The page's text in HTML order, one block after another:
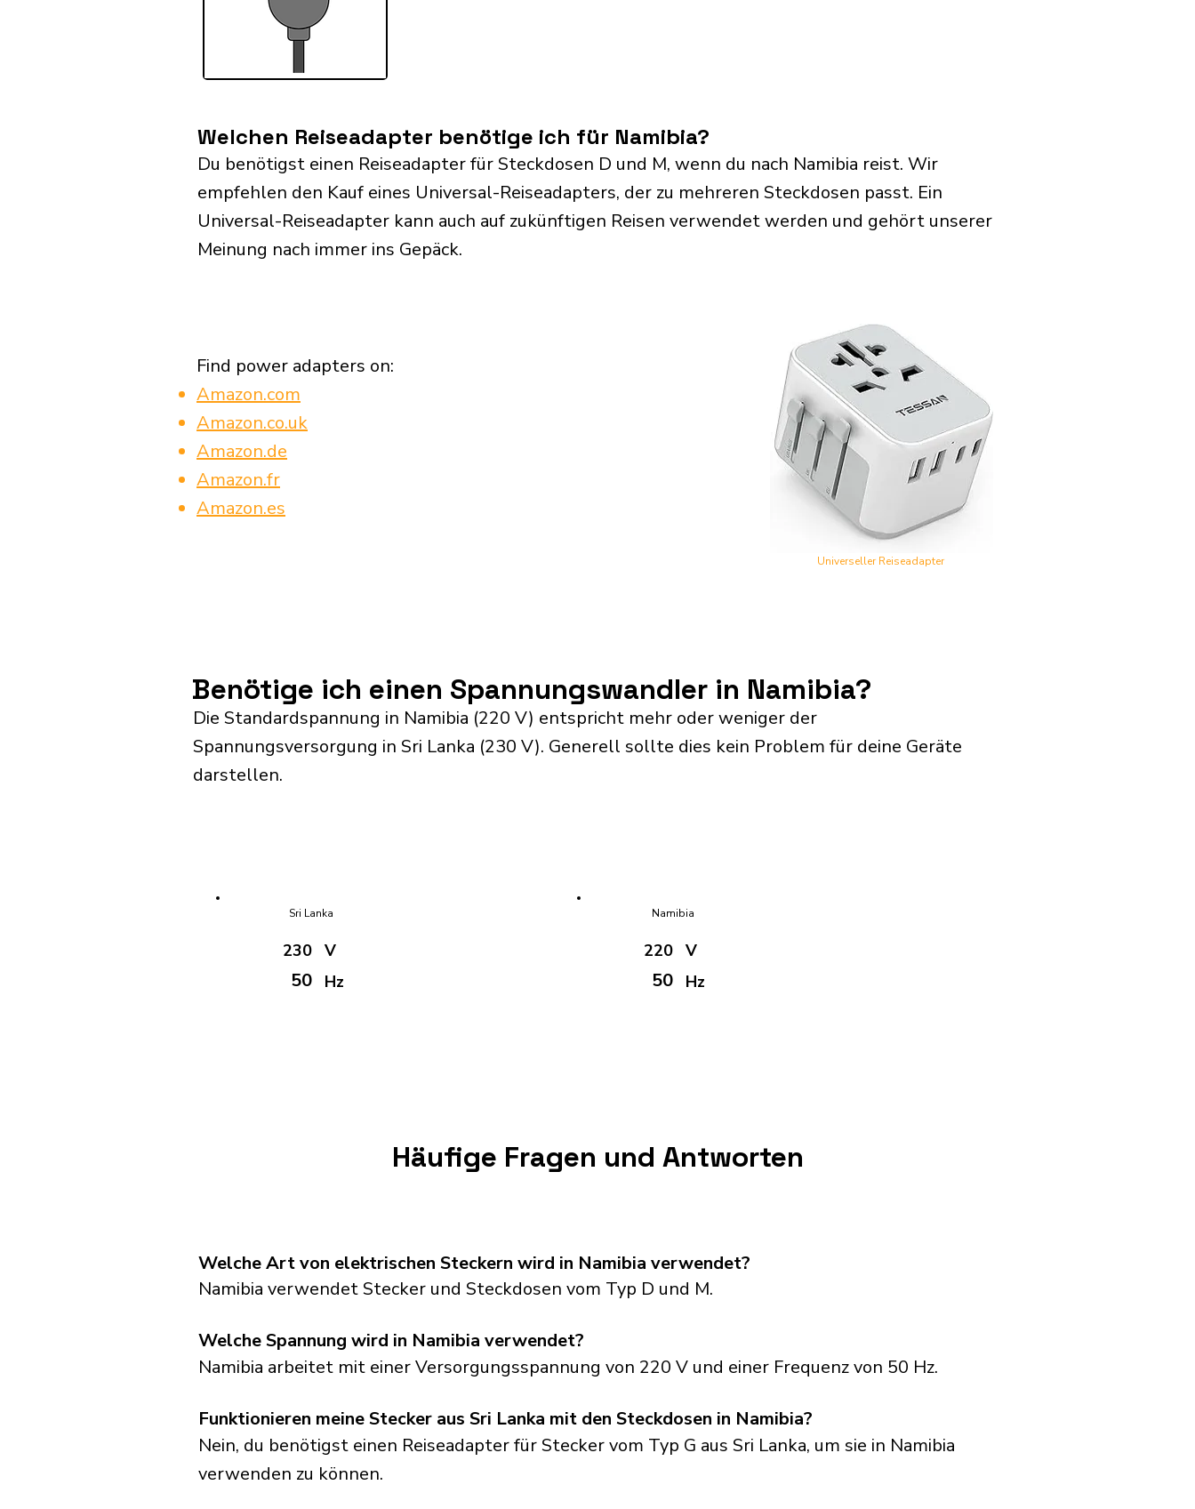
Welchen Reiseadapter benötige ich für Namibia?
Du benötigst einen Reiseadapter für Steckdosen D und M, wenn du nach Namibia reist. Wir
empfehlen den Kauf eines Universal-Reiseadapters, der zu mehreren Steckdosen passt. Ein
Universal-Reiseadapter kann auch auf zukünftigen Reisen verwendet werden und gehört unserer
Meinung nach immer ins Gepäck.
Find power adapters on:
Amazon.com
Amazon.co.uk
Amazon.de
Amazon.fr
Amazon.es
Universeller Reiseadapter
Benötige ich einen Spannungswandler in Namibia?
Die Standardspannung in Namibia (220 V) entspricht mehr oder weniger der
Spannungsversorgung in Sri Lanka (230 V). Generell sollte dies kein Problem für deine Geräte
darstellen.
Sri Lanka
230
50
V
Hz
Namibia
220
50
V
Hz
Häufige Fragen und Antworten
Welche Art von elektrischen Steckern wird in Namibia verwendet?
Namibia verwendet Stecker und Steckdosen vom Typ D und M.
Welche Spannung wird in Namibia verwendet?
Namibia arbeitet mit einer Versorgungsspannung von 220 V und einer Frequenz von 50 Hz.
Funktionieren meine Stecker aus Sri Lanka mit den Steckdosen in Namibia?
Nein, du benötigst einen Reiseadapter für Stecker vom Typ G aus Sri Lanka, um sie in Namibia
verwenden zu können.